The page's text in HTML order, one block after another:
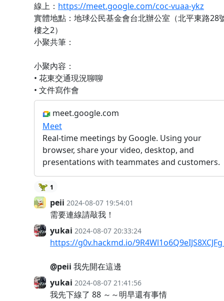
線上： https://meet.google.com/coc-vuaa-ykz
實體地點：地球公民基金會台北辦公室（北平東路28
樓之2）
小聚共筆：
小聚內容：
• 花東交通現況聊聊
• 文件寫作會
meet.google.com
Meet
Real-time meetings by Google. Using your
browser, share your video, desktop, and
presentations with teammates and customers.
🦖 1
peii 2024-08-07 19:54:01
需要連線請敲我！
yukai 2024-08-07 20:33:24
https://g0v.hackmd.io/
@peii 我先開在這邊
yukai 2024-08-07 21:41:56
我先下線了 88 ～～明早還有事情